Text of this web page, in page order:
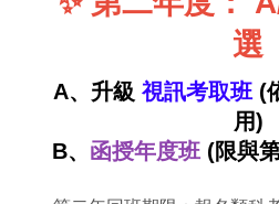
選
A、升級 視訊考取班(
用)
B、 函授年度班(限與